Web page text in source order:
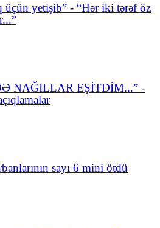
üçün yetişib” - “Hər iki tərəf öz
NAĞILLAR EŞİTDİM...” -
sayı 6 mini ötdü